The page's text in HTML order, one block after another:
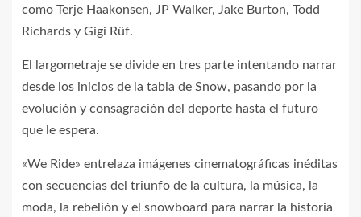
como Terje Haakonsen, JP Walker, Jake Burton, Todd
Richards y Gigi Rüf.
El largometraje se divide en tres parte intentando narrar
desde los inicios de la tabla de Snow, pasando por la
evolución y consagración del deporte hasta el futuro
que le espera.
«We Ride» entrelaza imágenes cinematográficas inéditas
con secuencias del triunfo de la cultura, la música, la
moda, la rebelión y el snowboard para narrar la historia